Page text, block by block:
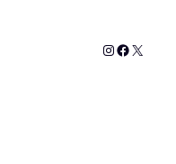
Instagram
X